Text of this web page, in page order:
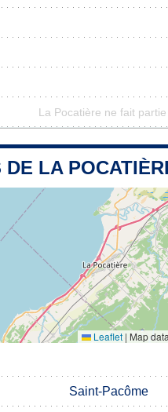
La Pocatière ne fait
LA
Leaflet | Map
Saint-Pacôme